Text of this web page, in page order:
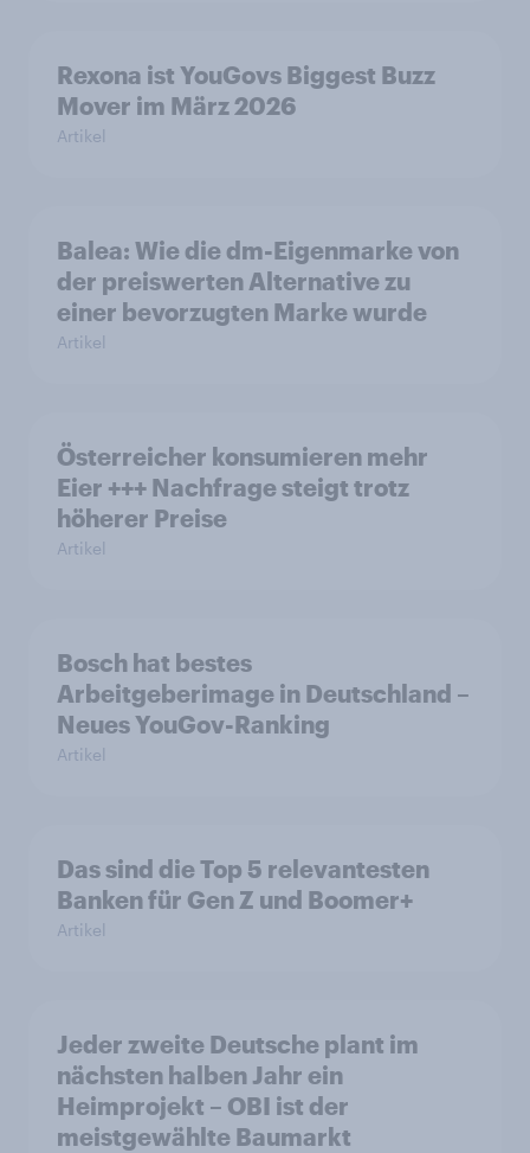
Rexona ist YouGovs Biggest Buzz
Mover im März 2026
Artikel
Balea: Wie die dm-Eigenmarke von
der preiswerten Alternative zu
einer bevorzugten Marke wurde
Artikel
Österreicher konsumieren mehr
Eier +++ Nachfrage steigt trotz
höherer Preise
Artikel
Bosch hat bestes
Arbeitgeberimage in Deutschland –
Neues YouGov-Ranking
Artikel
Das sind die Top 5 relevantesten
Banken für Gen Z und Boomer+
Artikel
Jeder zweite Deutsche plant im
nächsten halben Jahr ein
Heimprojekt – OBI ist der
meistgewählte Baumarkt